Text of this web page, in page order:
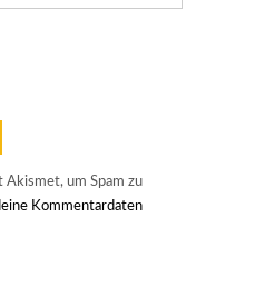
um Spam zu
Kommentardaten